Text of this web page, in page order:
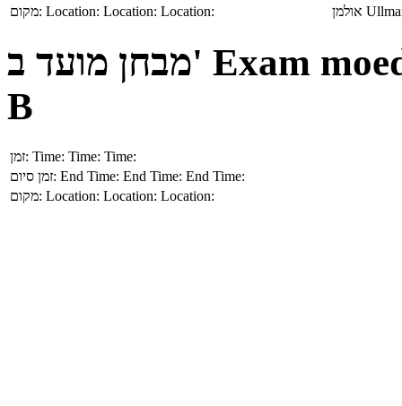
מקום: Location: Location: Location: אולמן
מבחן מועד ב' Exam
B
זמן: Time: Time: Time:
זמן סיום: End Time: End Time: End Time:
מקום: Location: Location: Location: